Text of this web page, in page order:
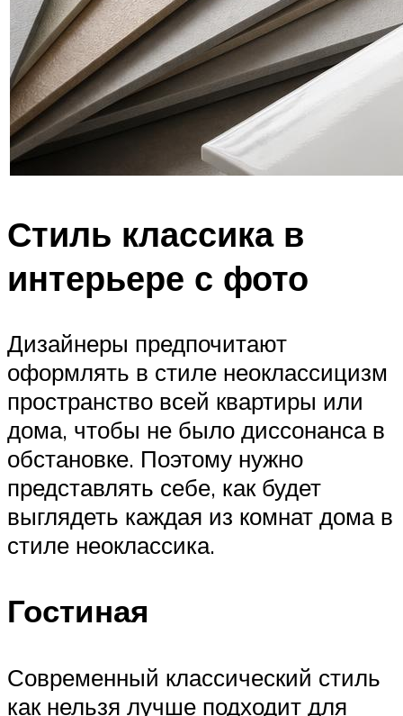
Стиль классика в
интерьере с фото
Дизайнеры предпочитают
оформлять в стиле неоклассицизм
пространство всей квартиры или
дома, чтобы не было диссонанса в
обстановке. Поэтому нужно
представлять себе, как будет
выглядеть каждая из комнат дома в
стиле неоклассика.
Гостиная
Современный классический стиль
как нельзя лучше подходит для